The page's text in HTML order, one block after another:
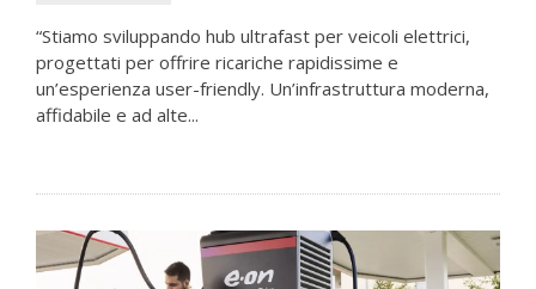
“Stiamo sviluppando hub ultrafast per veicoli elettrici,
progettati per offrire ricariche rapidissime e
un’esperienza user-friendly. Un’infrastruttura moderna,
affidabile e ad alte...